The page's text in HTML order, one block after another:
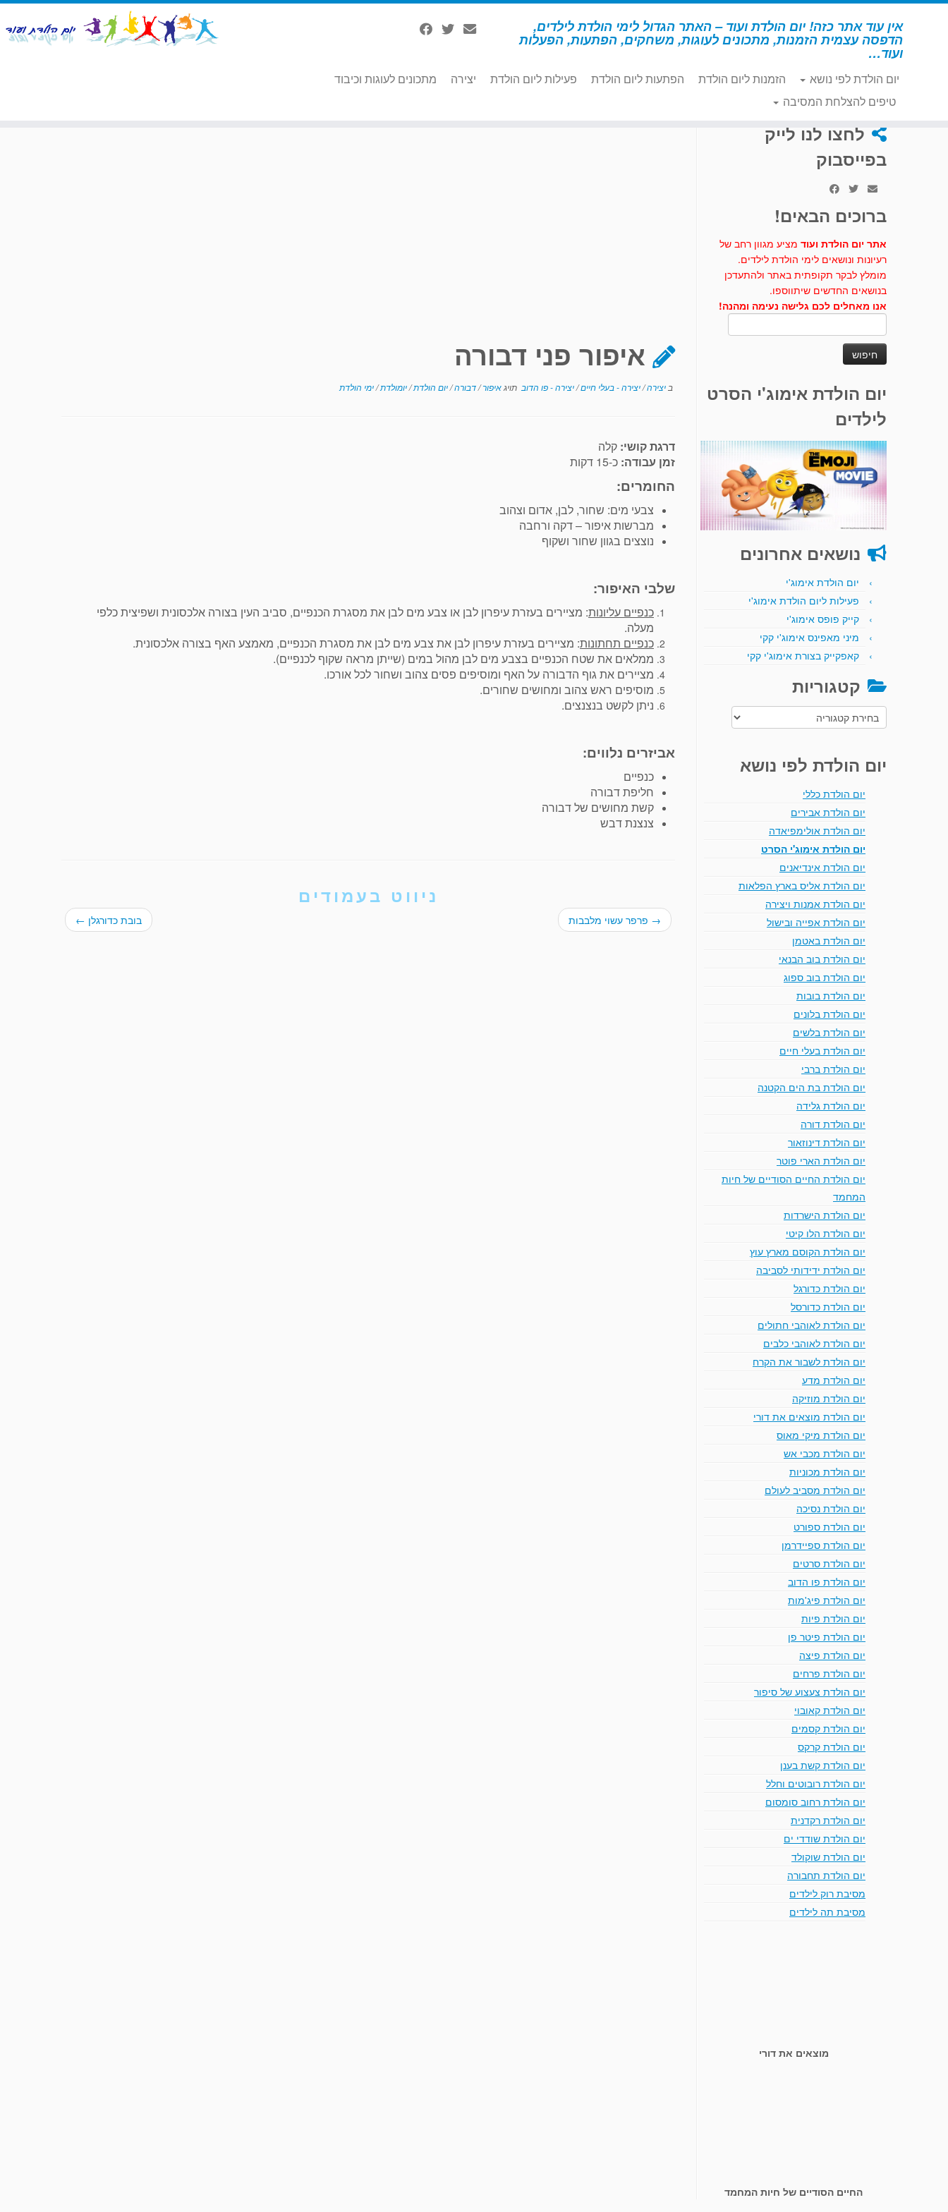
דלג
אין עוד אתר כזה! יום הולדת ועוד – האתר הגדול לימי הולדת לילדים,
הדפסה עצמית הזמנות, מתכונים לעוגות, משחקים, הפתעות, הפעלות
ועוד…
יום הולדת לפי נושא הזמנות ליום הולדת הפתעות ליום הולדת פעילות ליום הולדת יצירה
מתכונים לעוגות וכיבוד
טיפים להצלחת המסיבה
דף הבית » יצירה » איפור פני דבורה
לחצו לנו לייק
בפייסבוק
ברוכים הבאים!
אתר יום הולדת ועוד מציע מגוון רחב של
רעיונות ונושאים לימי הולדת לילדים.
מומלץ לבקר תקופתית באתר ולהתעדכן
בנושאים החדשים שיתווספו.
אנו מאחלים לכם גלישה נעימה ומהנה!
יום הולדת אימוג'י הסרט
לילדים
נושאים אחרונים
יום הולדת אימוג'י
פעילות ליום הולדת אימוג'י
קייק פופס אימוג'י
מיני מאפינס אימוג'י קקי
קאפקייק בצורת אימוג'י קקי
קטגוריות
קטגוריות
יום הולדת לפי נושא
יום הולדת כללי
יום הולדת אבירים
יום הולדת אולימפיאדה
יום הולדת אימוג'י הסרט
יום הולדת אינדיאנים
יום הולדת אליס בארץ הפלאות
יום הולדת אמנות ויצירה
יום הולדת אפייה ובישול
יום הולדת באטמן
יום הולדת בוב הבנאי
יום הולדת בוב ספוג
יום הולדת בובות
יום הולדת בלונים
יום הולדת בלשים
יום הולדת בעלי חיים
יום הולדת ברבי
יום הולדת בת הים הקטנה
יום הולדת גלידה
יום הולדת דורה
יום הולדת דינוזאור
יום הולדת הארי פוטר
יום הולדת החיים הסודיים של חיות
המחמד
יום הולדת הישרדות
יום הולדת הלו קיטי
יום הולדת הקוסם מארץ עוץ
יום הולדת ידידותי לסביבה
יום הולדת כדורגל
יום הולדת כדורסל
יום הולדת לאוהבי חתולים
יום הולדת לאוהבי כלבים
יום הולדת לשבור את הקרח
יום הולדת מדע
יום הולדת מוזיקה
יום הולדת מוצאים את דורי
יום הולדת מיקי מאוס
יום הולדת מכבי אש
יום הולדת מכוניות
יום הולדת מסביב לעולם
יום הולדת נסיכה
יום הולדת ספורט
יום הולדת ספיידרמן
יום הולדת סרטים
יום הולדת פו הדוב
יום הולדת פיג'מות
יום הולדת פיות
יום הולדת פיטר פן
יום הולדת פיצה
יום הולדת פרחים
יום הולדת צעצוע של סיפור
יום הולדת קאובוי
יום הולדת קסמים
יום הולדת קרקס
יום הולדת קשת בענן
יום הולדת רובוטים וחלל
יום הולדת רחוב סומסום
יום הולדת רקדנית
יום הולדת שודדי ים
יום הולדת שוקולד
יום הולדת תחבורה
מסיבת רוק לילדים
מסיבת תה לילדים
מוצאים את דורי
החיים הסודיים של חיות המחמד
איפור פני דבורה
ב יצירה/יצירה - בעלי חיים/יצירה - פו הדוב תויגאיפור/דבורה/יום הולדת/יומולדת/ימי הולדת
דרגת קושי: קלה
זמן עבודה: כ-15 דקות
החומרים:
צבעי מים: שחור, לבן, אדום וצהוב
מברשות איפור – דקה ורחבה
נוצצים בגוון שחור ושקוף
שלבי האיפור:
כנפיים עליונות: מציירים בעזרת עיפרון לבן או צבע מים לבן את מסגרת הכנפיים, סביב העין בצורה אלכסונית ושפיצית כלפי
מעלה.
כנפיים תחתונות: מציירים בעזרת עיפרון לבן את צבע מים לבן את מסגרת הכנפיים, מאמצע האף בצורה אלכסונית.
ממלאים את שטח הכנפיים בצבע מים לבן מהול במים (שייתן מראה שקוף לכנפיים).
מציירים את גוף הדבורה על האף ומוסיפים פסים צהוב ושחור לכל אורכו.
מוסיפים ראש צהוב ומחושים שחורים.
ניתן לקשט בנצנצים.
אביזרים נלווים:
כנפיים
חליפת דבורה
קשת מחושים של דבורה
צנצנת דבש
ניווט בעמודים
→ פרפר עשוי מלבבות בובת כדורגלן ←